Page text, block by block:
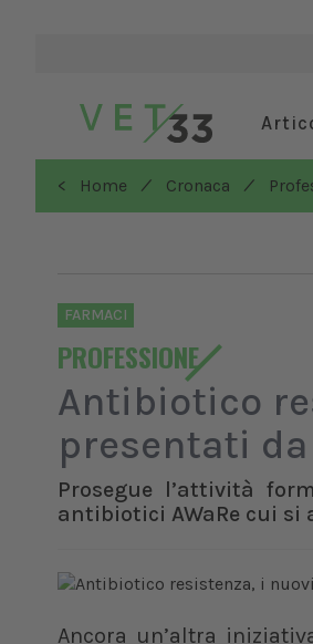
< Home / Cronaca /
FARMACI
PROFESSIONE
Antibiotico
presentati da
Prosegue l’attività
antibiotici AWaRe cui si
Ancora un’altra